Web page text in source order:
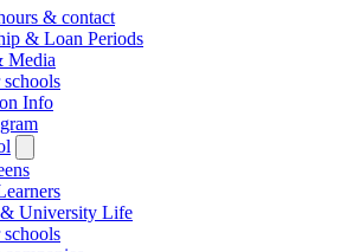
& contact
& Loan Periods
Media
Info
submenu
& University Life